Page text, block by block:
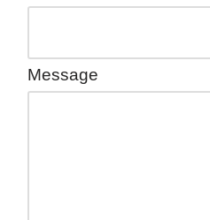
Message